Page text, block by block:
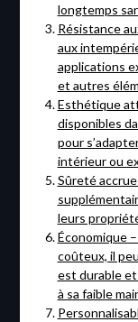
longtemps
Résistance
aux
applications
et autres
Esthétique
disponibles
pour
intérieur ou
Sûreté
leurs
Économique
coûteux, il
est durable
à sa faible